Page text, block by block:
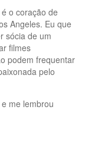
o coração de
Angeles. Eu que
sócia de um
filmes
podem frequentar
pelo
me lembrou